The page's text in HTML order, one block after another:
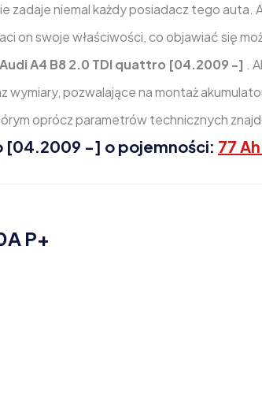
zadaje niemal każdy posiadacz tego auta.
swoje właściwości, co objawiać się
Audi A4 B8 2.0 TDI quattro [04.2009 -] .
pozwalające na montaż
oprócz parametrów technicznych
[04.2009 -] o pojemności: 77
P+